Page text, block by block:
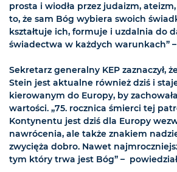
prosta i wiodła przez judaizm,
to, że sam Bóg wybiera swoich
kształtuje ich, formuje i uzdalnia do
świadectwa w każdych warunkach” –
Sekretarz generalny KEP zaznaczył,
Stein jest aktualne również dziś i
kierowanym do Europy, by
wartości. „75. rocznica śmierci tej
Kontynentu jest dziś dla Europy
nawrócenia, ale także znakiem
zwycięża dobro. Nawet
tym który trwa jest Bóg” –